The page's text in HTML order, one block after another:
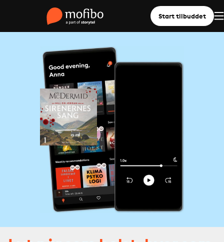
Start tilbuddet